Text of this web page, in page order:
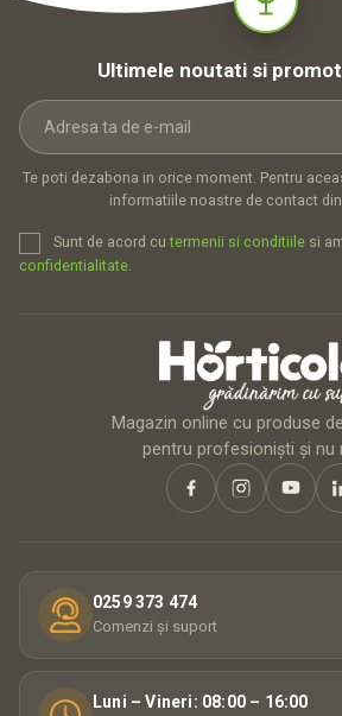
Ultimele noutati si
Te poti dezabona in orice moment. Pentru
informatiile noastre de contact
Sunt de acord cutermenii si conditiile si
confidentialitate.
Magazin online cu produse
pentru profesioniști și nu
0259 373 474
Comenzi și suport
Luni – Vineri: 08:00 – 16:00